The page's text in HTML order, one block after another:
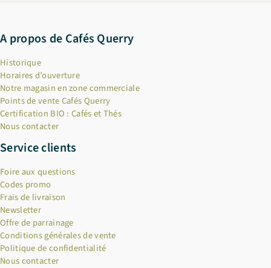
A propos de Cafés Querry
Historique
Horaires d’ouverture
Notre magasin en zone commerciale
Points de vente Cafés Querry
Certification BIO : Cafés et Thés
Nous contacter
Service clients
Foire aux questions
Codes promo
Frais de livraison
Newsletter
Offre de parrainage
Conditions générales de vente
Politique de confidentialité
Nous contacter